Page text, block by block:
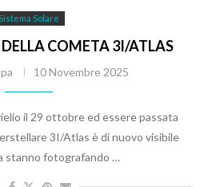
Sistema Solare
COMETA 3I/ATLAS
10 Novembre 2025
il 29 ottobre ed essere passata
3I/Atlas è di nuovo visibile
stanno fotografando …